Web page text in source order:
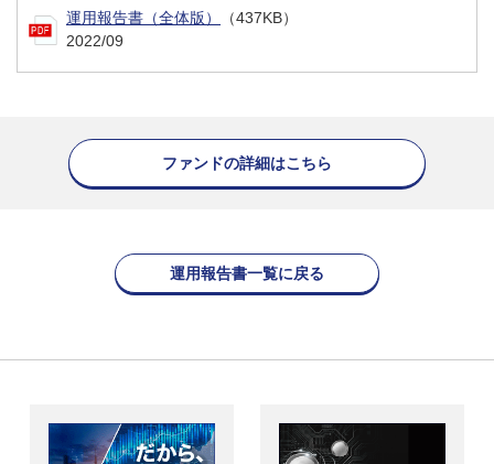
運用報告書（全体版）
（437KB）
2022/09
ファンドの詳細はこちら
運用報告書一覧に戻る